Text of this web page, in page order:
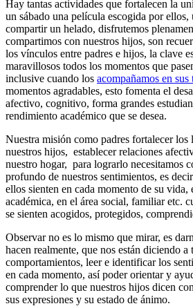
Hay tantas actividades que fortalecen la
un sábado una película escogida por ellos,
compartir un helado, disfrutemos
compartimos con nuestros hijos, son
los vínculos entre padres e hijos, la clave
maravillosos todos los momentos que
inclusive cuando los acompañamos en sus
momentos agradables, esto fomenta el
afectivo, cognitivo, forma grandes
rendimiento académico que se desea.
Nuestra misión como padres fortalecer los
nuestros hijos, establecer relaciones
nuestro hogar, para lograrlo necesitamos
profundo de nuestros sentimientos, es
ellos sienten en cada momento de su vida,
académica, en el área social, familiar etc.
se sienten acogidos, protegidos,
Observar no es lo mismo que mirar, es
hacen realmente, que nos están diciendo a
comportamientos, leer e identificar los
en cada momento, así poder orientar y
comprender lo que nuestros hijos dicen
sus expresiones y su estado de ánimo.